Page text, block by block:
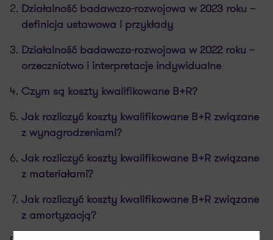
Działalność badawczo-rozwojowa w 2023 roku –
definicja ustawowa i przykłady
Działalność badawczo-rozwojowa w 2022 roku –
orzecznictwo i interpretacje indywidualne
Czym są koszty kwalifikowane B+R?
Jak rozliczyć koszty kwalifikowane B+R związane
z wynagrodzeniami?
Jak rozliczyć koszty kwalifikowane B+R związane
z materiałami?
Jak rozliczyć koszty kwalifikowane B+R związane
z amortyzacją?